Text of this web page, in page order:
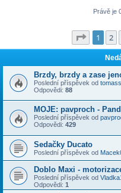
Právě je
Stránka
1 2
Brzdy, brzdy a zase
Poslední příspěvek od tomass
Odpovědi: 88
MOJE: pavproch -
Poslední příspěvek od
Odpovědi: 429
Sedačky Ducato
Poslední příspěvek od
Doblo Maxi -
Poslední příspěvek od
Odpovědi: 1